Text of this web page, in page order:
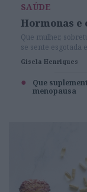
SAÚDE
Hormonas e
Que mulher,
se sente esgotada
come o mesmo de
problema está nas
convém saber
Gisela Henriques
Que
menopausa